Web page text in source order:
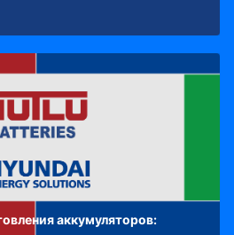
аккумуляторов: